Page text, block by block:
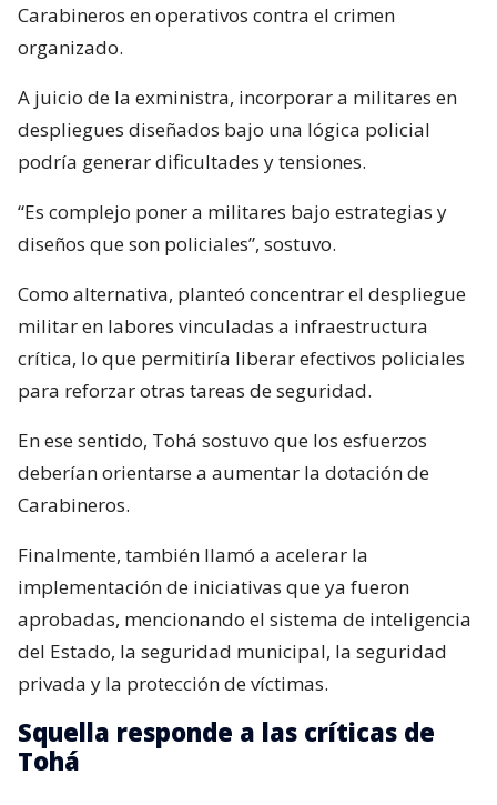
Carabineros en operativos contra el crimen
organizado.
A juicio de la exministra, incorporar a militares en
despliegues diseñados bajo una lógica policial
podría generar dificultades y tensiones.
“Es complejo poner a militares bajo estrategias y
diseños que son policiales”, sostuvo.
Como alternativa, planteó concentrar el despliegue
militar en labores vinculadas a infraestructura
crítica, lo que permitiría liberar efectivos policiales
para reforzar otras tareas de seguridad.
En ese sentido, Tohá sostuvo que los esfuerzos
deberían orientarse a aumentar la dotación de
Carabineros.
Finalmente, también llamó a acelerar la
implementación de iniciativas que ya fueron
aprobadas, mencionando el sistema de inteligencia
del Estado, la seguridad municipal, la seguridad
privada y la protección de víctimas.
Squella responde a las críticas de
Tohá